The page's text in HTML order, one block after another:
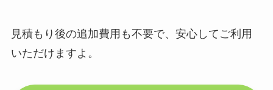
見積もり後の追加費用も不要で、安心してご利用
いただけますよ。